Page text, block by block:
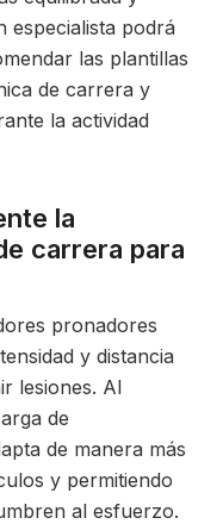
especialista podrá
las plantillas
de carrera y
la actividad
la
carrera para
pronadores
y distancia
lesiones. Al
de
de manera más
y permitiendo
al esfuerzo.